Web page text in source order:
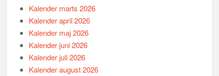
Kalender marts 2026
Kalender april 2026
Kalender maj 2026
Kalender juni 2026
Kalender juli 2026
Kalender august 2026